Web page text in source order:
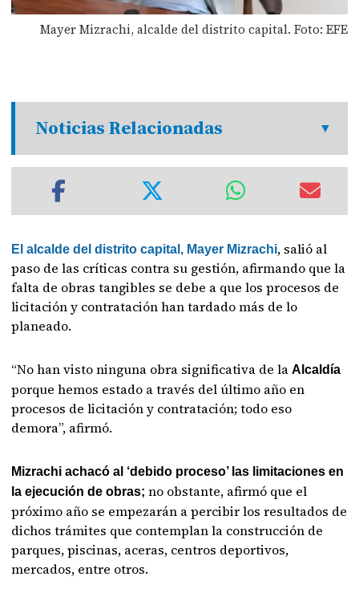
Mayer Mizrachi, alcalde del distrito capital. Foto: EFE
Noticias Relacionadas
El alcalde del distrito capital, Mayer Mizrachi, salió al
paso de las críticas contra su gestión, afirmando que la
falta de obras tangibles se debe a que los procesos de
licitación y contratación han tardado más de lo
planeado.
“No han visto ninguna obra significativa de laAlcaldía
porque hemos estado a través del último año en
procesos de licitación y contratación; todo eso
demora”, afirmó.
Mizrachi achacó al ‘debido proceso’ las limitaciones en
la ejecución de obras; no obstante, afirmó que el
próximo año se empezarán a percibir los resultados de
dichos trámites que contemplan la construcción de
parques, piscinas, aceras, centros deportivos,
mercados, entre otros.